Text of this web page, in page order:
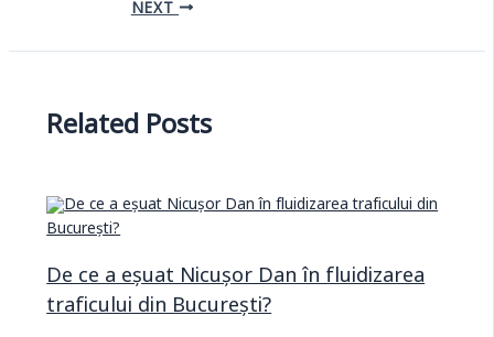
NEXT
Related Posts
De ce a eșuat Nicușor Dan în fluidizarea
traficului din București?